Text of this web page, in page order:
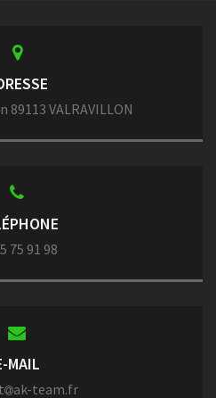
89113 VALRAVILLON
75 91 98
MAIL
ak-team.fr